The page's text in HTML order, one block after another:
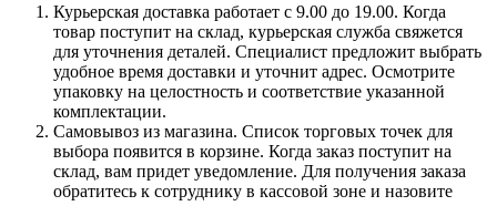
Курьерская доставка работает с 9.00 до 19.00. Когда
товар поступит на склад, курьерская служба свяжется
для уточнения деталей. Специалист предложит выбрать
удобное время доставки и уточнит адрес. Осмотрите
упаковку на целостность и соответствие указанной
комплектации.
Самовывоз из магазина. Список торговых точек для
выбора появится в корзине. Когда заказ поступит на
склад, вам придет уведомление. Для получения заказа
обратитесь к сотруднику в кассовой зоне и назовите